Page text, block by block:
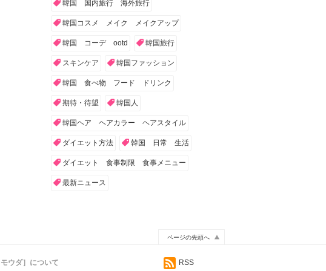
韓国 国内旅行 海外旅行
韓国コスメ メイク メイクアップ
韓国 コーデ ootd 韓国旅行
スキンケア 韓国ファッション
韓国 食べ物 フード ドリンク
期待・待望 韓国人
韓国ヘア ヘアカラー ヘアスタイル
ダイエット方法 韓国 日常 生活
ダイエット 食事制限 食事メニュー
最新ニュース
ページの先頭へ
ウダ］について RSS